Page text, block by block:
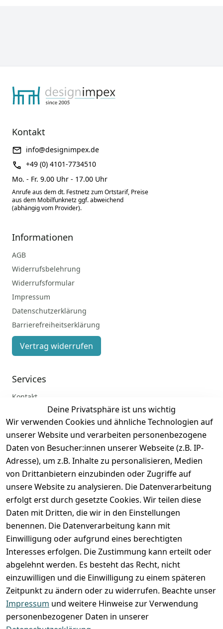
Deine Privatsphäre ist uns wichtig
Wir verwenden Cookies und ähnliche Technologien auf
unserer Website und verarbeiten personenbezogene
Daten von Besucher:innen unserer Webseite (z.B. IP-
Adresse), um z.B. Inhalte zu personalisieren, Medien
von Drittanbietern einzubinden oder Zugriffe auf
unsere Website zu analysieren. Die Datenverarbeitung
erfolgt erst durch gesetzte Cookies. Wir teilen diese
Daten mit Dritten, die wir in den Einstellungen
benennen. Die Datenverarbeitung kann mit
Einwilligung oder aufgrund eines berechtigten
Interesses erfolgen. Die Zustimmung kann erteilt oder
abgelehnt werden. Es besteht das Recht, nicht
einzuwilligen und die Einwilligung zu einem späteren
Zeitpunkt zu ändern oder zu widerrufen. Beachte unser
Impressum und weitere Hinweise zur Verwendung
personenbezogener Daten in unserer
Kontakt
info@designimpex.de
+49 (0) 4101-7734510
Mo. - Fr. 9.00 Uhr - 17.00 Uhr
Anrufe aus dem dt. Festnetz zum Ortstarif, Preise
aus dem Mobilfunknetz ggf. abweichend
(abhängig vom Provider).
Informationen
AGB
Widerrufsbelehrung
Widerrufsformular
Impressum
Datenschutzerklärung
Barrierefreiheitserklärung
Vertrag widerrufen
Services
Kontakt
Registrieren
Zahlung und Versand
VORKASSE RECHNUNG